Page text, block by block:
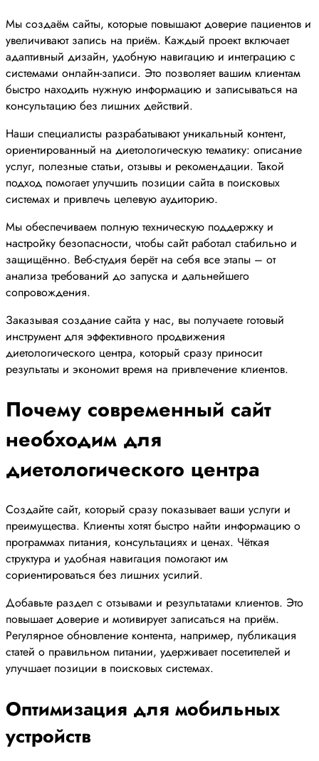
Мы создаём сайты, которые повышают доверие пациентов и
увеличивают запись на приём. Каждый проект включает
адаптивный дизайн, удобную навигацию и интеграцию с
системами онлайн-записи. Это позволяет вашим клиентам
быстро находить нужную информацию и записываться на
консультацию без лишних действий.
Наши специалисты разрабатывают уникальный контент,
ориентированный на диетологическую тематику: описание
услуг, полезные статьи, отзывы и рекомендации. Такой
подход помогает улучшить позиции сайта в поисковых
системах и привлечь целевую аудиторию.
Мы обеспечиваем полную техническую поддержку и
настройку безопасности, чтобы сайт работал стабильно и
защищённо. Веб-студия берёт на себя все этапы – от
анализа требований до запуска и дальнейшего
сопровождения.
Заказывая создание сайта у нас, вы получаете готовый
инструмент для эффективного продвижения
диетологического центра, который сразу приносит
результаты и экономит время на привлечение клиентов.
Почему современный сайт
необходим для
диетологического центра
Создайте сайт, который сразу показывает ваши услуги и
преимущества. Клиенты хотят быстро найти информацию о
программах питания, консультациях и ценах. Чёткая
структура и удобная навигация помогают им
сориентироваться без лишних усилий.
Добавьте раздел с отзывами и результатами клиентов. Это
повышает доверие и мотивирует записаться на приём.
Регулярное обновление контента, например, публикация
статей о правильном питании, удерживает посетителей и
улучшает позиции в поисковых системах.
Оптимизация для мобильных
устройств